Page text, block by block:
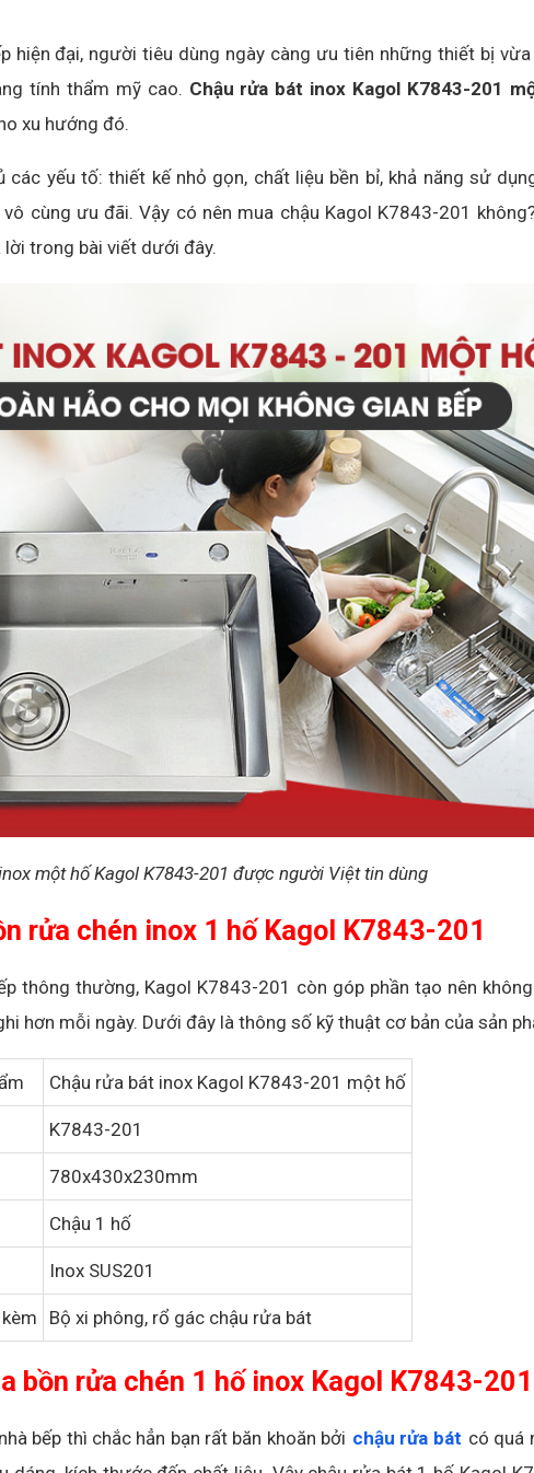
hiện đại, người tiêu dùng ngày càng ưu tiên những thiết bị
tính thẩm mỹ cao. Chậu rửa bát inox Kagol K7843-201
xu hướng đó.
yếu tố: thiết kế nhỏ gọn, chất liệu bền bỉ, khả năng sử
cùng ưu đãi. Vậy có nên mua chậu Kagol K7843-201
trong bài viết dưới đây.
một hố Kagol K7843-201 được người Việt tin dùng
rửa chén inox 1 hố Kagol K7843-201
thông thường, Kagol K7843-201 còn góp phần tạo nên
hơn mỗi ngày. Dưới đây là thông số kỹ thuật cơ bản của sản
Chậu rửa bát inox Kagol K7843-201 một hố
K7843-201
780x430x230mm
Chậu 1 hố
Inox SUS201
Bộ xi phông, rổ gác chậu rửa bát
bồn rửa chén 1 hố inox Kagol K7843-
bếp thì chắc hẳn bạn rất băn khoăn bởi chậu rửa bát có quá